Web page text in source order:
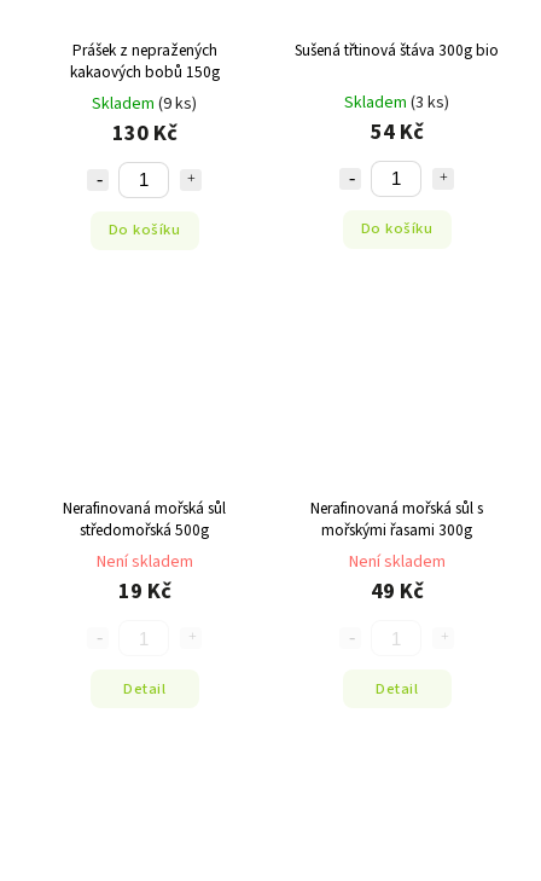
Prášek z nepražených
kakaových bobů 150g
Skladem (9 ks)
130 Kč
Do košíku
Sušená třtinová štáva 300g bio
Skladem (3 ks)
54 Kč
Do košíku
Nerafinovaná mořská sůl
středomořská 500g
Není skladem
19 Kč
Detail
Nerafinovaná mořská sůl s
mořskými řasami 300g
Není skladem
49 Kč
Detail